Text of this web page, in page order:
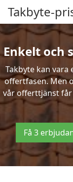
Takbyte-
Enkelt och
Takbyte kan vara
offertfasen. Men
vår offerttjänst
Få 3